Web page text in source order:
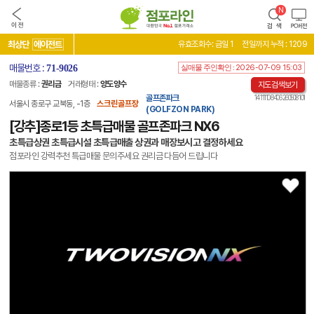
최상단 에이전트 유효조회수: 금일 1 전일까지 누적 : 1209
매물번호 :71-9026 실매물 주인확인 : 2026-07-09 15:03
매물종류 : 권리금 거래형태 : 양도양수
지도검색보기
서울시 종로구 교북동, -1층
스크린골프장
골프존파크
(GOLFZON PARK)
14 11110 8406 260508 101
[강추]종로1등 초특급매물 골프존파크 NX6
초특급상권 초특급시설 초특급매출 상권과 매장보시고 결정하세요
점포라인 강력추천 특급매물 문의주세요 권리금 다듬어 드립니다